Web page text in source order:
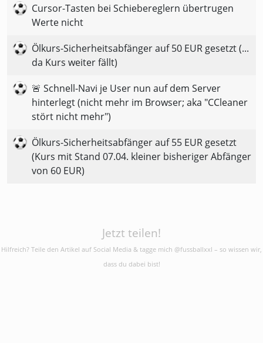
Cursor-Tasten bei Schiebereglern übertrugen
Werte nicht
Ölkurs-Sicherheitsabfänger auf 50 EUR gesetzt (...
da Kurs weiter fällt)
🚨 Schnell-Navi je User nun auf dem Server
hinterlegt (nicht mehr im Browser; aka "CCleaner
stört nicht mehr")
Ölkurs-Sicherheitsabfänger auf 55 EUR gesetzt
(Kurs mit Stand 07.04. kleiner bisheriger Abfänger
von 60 EUR)
Jetzt teilen!
Hilfreich? Teile den Artikel auf Social Media & tagge mich @fussballxxl – so wissen wir,
dass du dabei bist!